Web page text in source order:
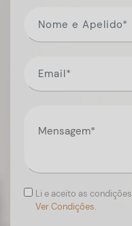
Li e aceito as
Ver Condições.